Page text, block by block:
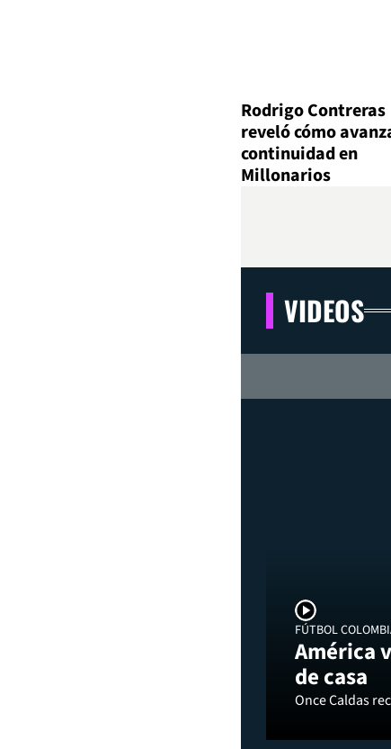
Rodrigo Contreras
reveló cómo
continuidad en
Millonarios
VIDEOS
FÚTBOL
América
de casa
Once Caldas